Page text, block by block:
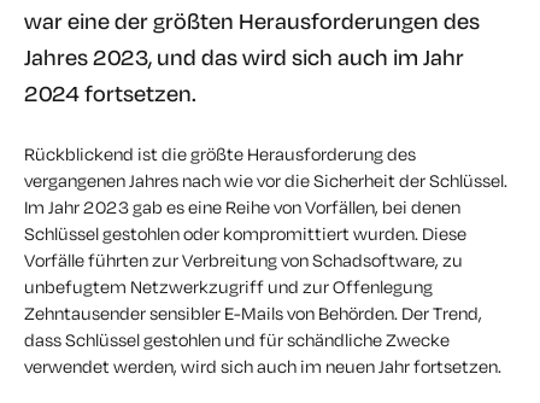
war eine der größten Herausforderungen des
Jahres 2023, und das wird sich auch im Jahr
2024 fortsetzen.
Rückblickend ist die größte Herausforderung des
vergangenen Jahres nach wie vor die Sicherheit der Schlüssel.
Im Jahr 2023 gab es eine Reihe von Vorfällen, bei denen
Schlüssel gestohlen oder kompromittiert wurden. Diese
Vorfälle führten zur Verbreitung von Schadsoftware, zu
unbefugtem Netzwerkzugriff und zur Offenlegung
Zehntausender sensibler E-Mails von Behörden. Der Trend,
dass Schlüssel gestohlen und für schändliche Zwecke
verwendet werden, wird sich auch im neuen Jahr fortsetzen.